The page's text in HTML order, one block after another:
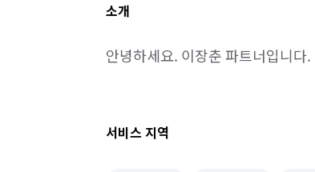
소개
안녕하세요. 이장춘 파트너입니다.
서비스 지역